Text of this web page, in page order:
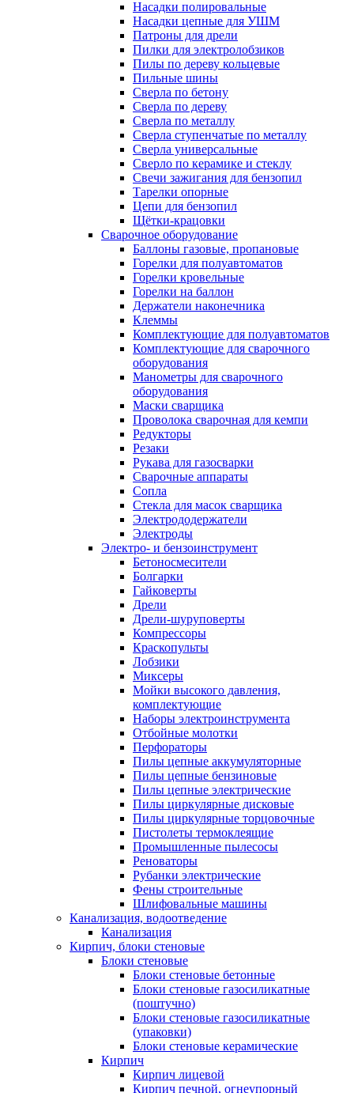
Насадки полировальные
Насадки цепные для УШМ
Патроны для дрели
Пилки для электролобзиков
Пилы по дереву кольцевые
Пильные шины
Сверла по бетону
Сверла по дереву
Сверла по металлу
Сверла ступенчатые по металлу
Сверла универсальные
Сверло по керамике и стеклу
Свечи зажигания для бензопил
Тарелки опорные
Цепи для бензопил
Щётки-крацовки
Сварочное оборудование
Баллоны газовые, пропановые
Горелки для полуавтоматов
Горелки кровельные
Горелки на баллон
Держатели наконечника
Клеммы
Комплектующие для полуавтоматов
Комплектующие для сварочного
оборудования
Манометры для сварочного
оборудования
Маски сварщика
Проволока сварочная для кемпи
Редукторы
Резаки
Рукава для газосварки
Сварочные аппараты
Сопла
Стекла для масок сварщика
Электрододержатели
Электроды
Электро- и бензоинструмент
Бетоносмесители
Болгарки
Гайковерты
Дрели
Дрели-шуруповерты
Компрессоры
Краскопульты
Лобзики
Миксеры
Мойки высокого давления,
комплектующие
Наборы электроинструмента
Отбойные молотки
Перфораторы
Пилы цепные аккумуляторные
Пилы цепные бензиновые
Пилы цепные электрические
Пилы циркулярные дисковые
Пилы циркулярные торцовочные
Пистолеты термоклеящие
Промышленные пылесосы
Реноваторы
Рубанки электрические
Фены строительные
Шлифовальные машины
Канализация, водоотведение
Канализация
Кирпич, блоки стеновые
Блоки стеновые
Блоки стеновые бетонные
Блоки стеновые газосиликатные
(поштучно)
Блоки стеновые газосиликатные
(упаковки)
Блоки стеновые керамические
Кирпич
Кирпич лицевой
Кирпич печной, огнеупорный